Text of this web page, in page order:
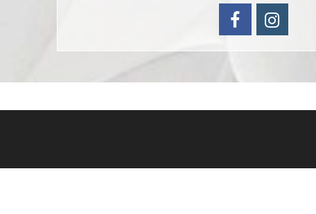
facebook